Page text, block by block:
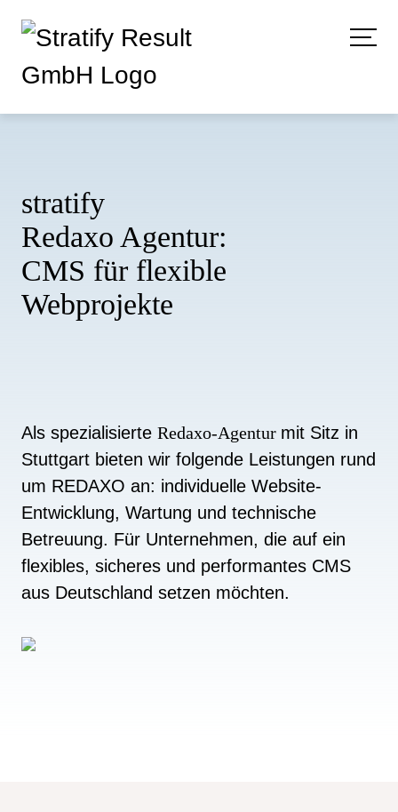
stratify
Redaxo Agentur:
CMS für flexible
Webprojekte
Als spezialisierte Redaxo-Agentur mit Sitz in
Stuttgart bieten wir folgende Leistungen rund
um REDAXO an: individuelle Website-
Entwicklung, Wartung und technische
Betreuung. Für Unternehmen, die auf ein
flexibles, sicheres und performantes CMS
aus Deutschland setzen möchten.